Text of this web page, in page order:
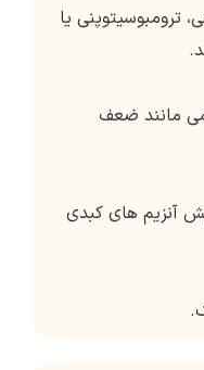
ترومبوسیتوپنی یا
مانند ضعف
آنزیم های کبدی